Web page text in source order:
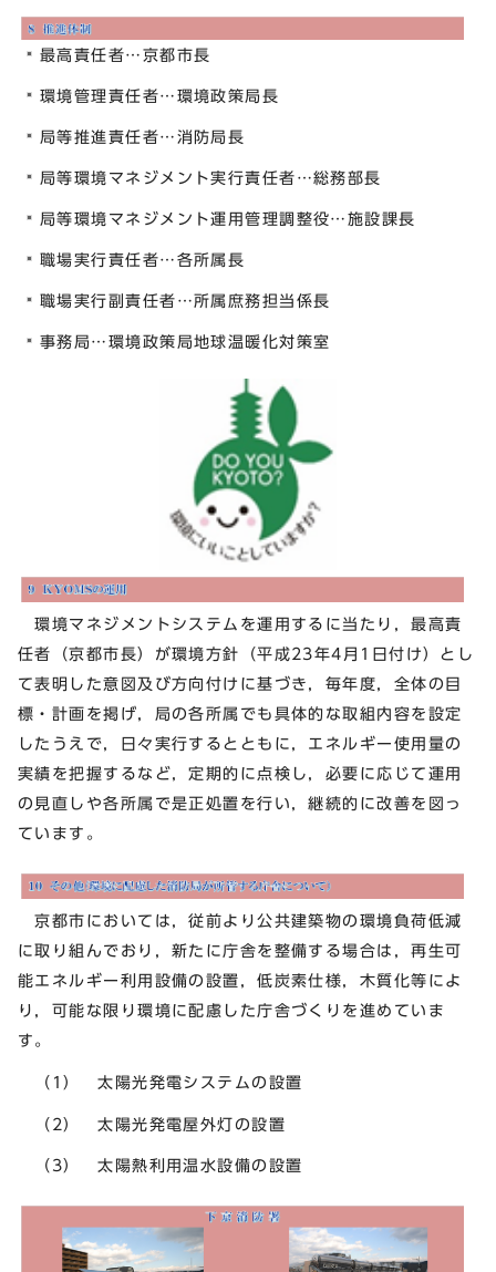
最高責任者…京都市長
環境管理責任者…環境政策局長
局等推進責任者…消防局長
局等環境マネジメント実行責任者…総務部長
局等環境マネジメント運用管理調整役…施設課長
職場実行責任者…各所属長
職場実行副責任者…所属庶務担当係長
事務局…環境政策局地球温暖化対策室
環境マネジメントシステムを運用するに当たり，最高責
任者（京都市長）が環境方針（平成23年4月1日付け）とし
て表明した意図及び方向付けに基づき，毎年度，全体の目
標・計画を掲げ，局の各所属でも具体的な取組内容を設定
したうえで，日々実行するとともに，エネルギー使用量の
実績を把握するなど，定期的に点検し，必要に応じて運用
の見直しや各所属で是正処置を行い，継続的に改善を図っ
ています。
京都市においては，従前より公共建築物の環境負荷低減
に取り組んでおり，新たに庁舎を整備する場合は，再生可
能エネルギー利用設備の設置，低炭素仕様，木質化等によ
り，可能な限り環境に配慮した庁舎づくりを進めていま
す。
（1） 太陽光発電システムの設置
（2） 太陽光発電屋外灯の設置
（3） 太陽熱利用温水設備の設置